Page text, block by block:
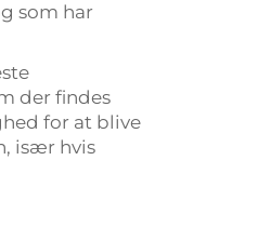
som har
der findes
for at blive
især hvis